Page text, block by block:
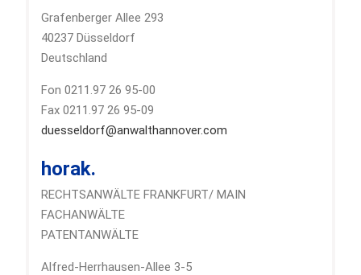
Grafenberger Allee 293
40237 Düsseldorf
Deutschland
Fon 0211.97 26 95-00
Fax 0211.97 26 95-09
duesseldorf@anwalthannover.com
horak.
RECHTSANWÄLTE FRANKFURT/ MAIN
FACHANWÄLTE
PATENTANWÄLTE
Alfred-Herrhausen-Allee 3-5